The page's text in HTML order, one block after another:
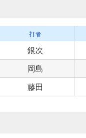
打者
銀次
岡島
藤田